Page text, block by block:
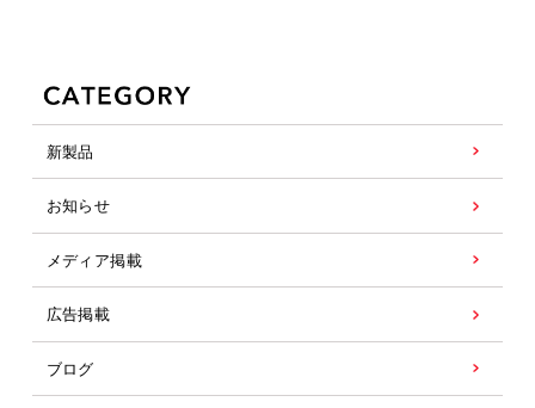
新製品
お知らせ
メディア掲載
広告掲載
ブログ